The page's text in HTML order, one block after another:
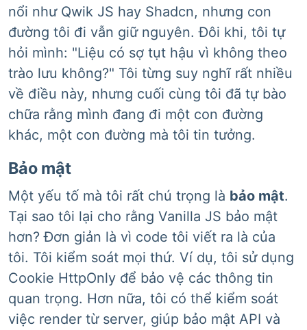
nổi như Qwik JS hay Shadcn, nhưng con
đường tôi đi vẫn giữ nguyên. Đôi khi, tôi tự
hỏi mình: "Liệu có sợ tụt hậu vì không theo
trào lưu không?" Tôi từng suy nghĩ rất nhiều
về điều này, nhưng cuối cùng tôi đã tự bào
chữa rằng mình đang đi một con đường
khác, một con đường mà tôi tin tưởng.
Bảo mật
Một yếu tố mà tôi rất chú trọng là bảo mật.
Tại sao tôi lại cho rằng Vanilla JS bảo mật
hơn? Đơn giản là vì code tôi viết ra là của
tôi. Tôi kiểm soát mọi thứ. Ví dụ, tôi sử dụng
Cookie HttpOnly để bảo vệ các thông tin
quan trọng. Hơn nữa, tôi có thể kiểm soát
việc render từ server, giúp bảo mật API và